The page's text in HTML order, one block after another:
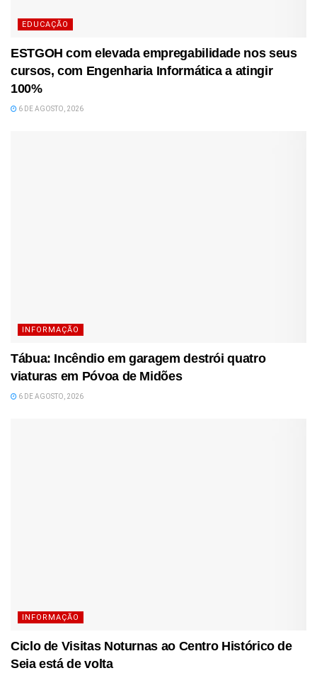
EDUCAÇÃO
ESTGOH com elevada empregabilidade nos seus
cursos, com Engenharia Informática a atingir
100%
6 DE AGOSTO, 2026
INFORMAÇÃO
Tábua: Incêndio em garagem destrói quatro
viaturas em Póvoa de Midões
6 DE AGOSTO, 2026
INFORMAÇÃO
Ciclo de Visitas Noturnas ao Centro Histórico de
Seia está de volta